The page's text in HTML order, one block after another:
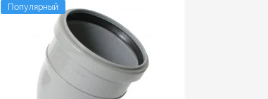
Популярный